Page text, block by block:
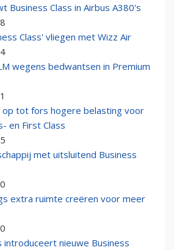
Business Class in Airbus A380's
Class' vliegen met Wizz Air
wegens bedwantsen in Premium
tot fors hogere belasting voor
en First Class
met uitsluitend Business
extra ruimte creëren voor meer
introduceert nieuwe Business